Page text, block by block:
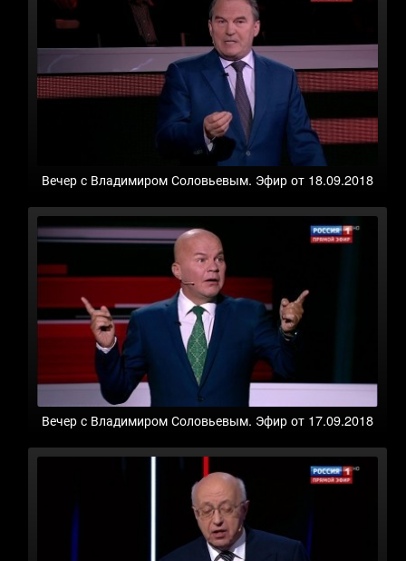
Вечер с Владимиром Соловьевым. Эфир от 18.09.2018
Вечер с Владимиром Соловьевым. Эфир от 17.09.2018